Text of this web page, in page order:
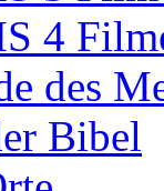
4
des
Bibel